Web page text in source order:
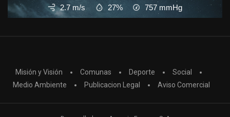
2.7 m/s 27% 757 mmHg
Misión y Visión Comunas Deporte
Social
Medio Ambiente
Publicacion Legal Aviso Comercial